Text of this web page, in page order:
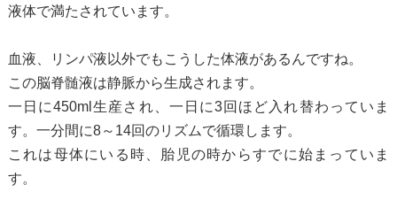
液体で満たされています。
血液、リンパ液以外でもこうした体液があるんですね。
この脳脊髄液は静脈から生成されます。
一日に450ml生産され、一日に3回ほど入れ替わっていま
す。一分間に8～14回のリズムで循環します。
これは母体にいる時、胎児の時からすでに始まっていま
す。